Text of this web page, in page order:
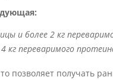
и более 2 кг
кг переваримого
позволяет получать